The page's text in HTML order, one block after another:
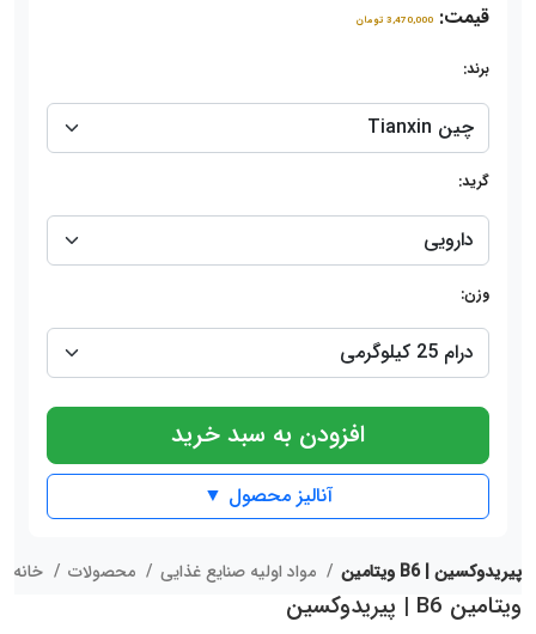
قیمت: 3,470,000 تومان
برند:
گرید:
وزن:
افزودن به سبد خرید
آنالیز محصول ▼
ویتامین B6 | پیریدوکسین
ویتامین B6 | پیریدوکسین